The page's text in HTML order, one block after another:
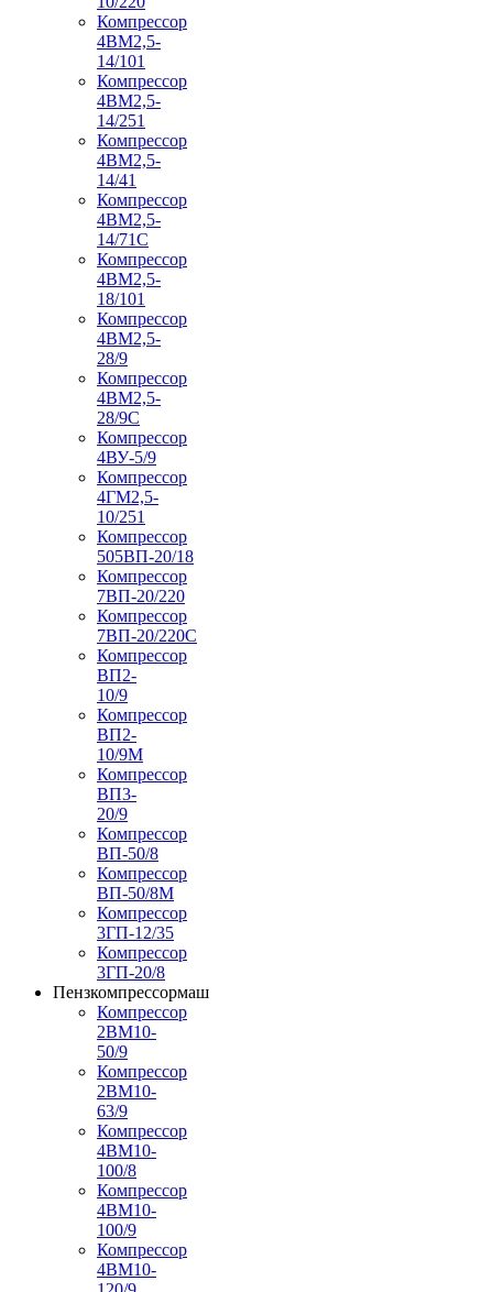
Компрессор
4ВМ2,5-
14/101
Компрессор
4ВМ2,5-
14/251
Компрессор
4ВМ2,5-
14/41
Компрессор
4ВМ2,5-
14/71C
Компрессор
4ВМ2,5-
18/101
Компрессор
4ВМ2,5-
28/9
Компрессор
4ВМ2,5-
28/9С
Компрессор
4ВУ-5/9
Компрессор
4ГМ2,5-
10/251
Компрессор
505ВП-20/18
Компрессор
7ВП-20/220
Компрессор
7ВП-20/220С
Компрессор
ВП2-
10/9
Компрессор
ВП2-
10/9М
Компрессор
ВП3-
20/9
Компрессор
ВП-50/8
Компрессор
ВП-50/8М
Компрессор
3ГП-12/35
Компрессор
3ГП-20/8
Пензкомпрессормаш
Компрессор
2ВМ10-
50/9
Компрессор
2ВМ10-
63/9
Компрессор
4ВМ10-
100/8
Компрессор
4ВМ10-
100/9
Компрессор
4ВМ10-